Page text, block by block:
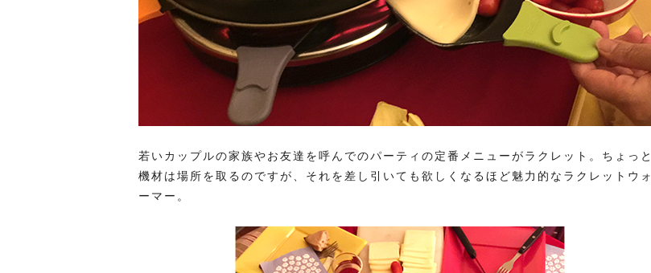
若いカップルの家族やお友達を呼んでのパーティの定番メニューがラクレット。ちょっと
機材は場所を取るのですが、それを差し引いても欲しくなるほど魅力的なラクレットウォ
ーマー。